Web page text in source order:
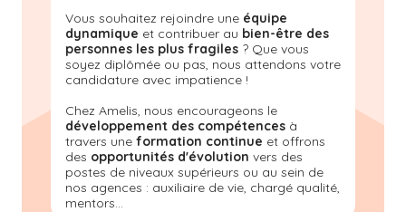
Vous souhaitez rejoindre une équipe
dynamique et contribuer au bien-être des
personnes les plus fragiles ? Que vous
soyez diplômée ou pas, nous attendons votre
candidature avec impatience !
Chez Amelis, nous encourageons le
développement des compétences à
travers une formation continue et offrons
des opportunités d'évolution vers des
postes de niveaux supérieurs ou au sein de
nos agences : auxiliaire de vie, chargé qualité,
mentors...